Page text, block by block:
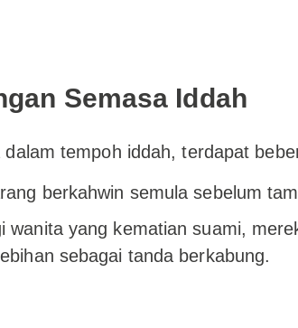
Semasa Iddah
dalam tempoh iddah, terdapat
berkahwin semula sebelum
wanita yang kematian suami,
sebagai tanda berkabung.